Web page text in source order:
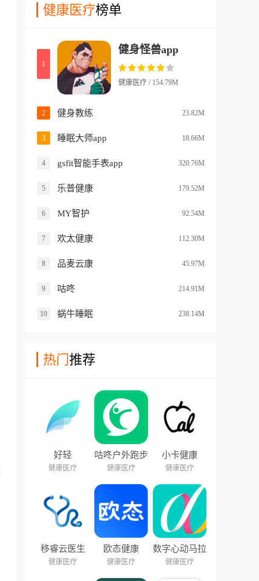
据和健身目标来进行参考。
安静的时空，缓解焦虑与压
培养良好睡眠习惯，感知并记
录睡眠过程。
健康医疗榜单
1
健身怪兽app
健康医疗 / 154.79M
2 健身教练 23.82M
3 睡眠大师app 18.66M
4 gsfit智能手表app 320.76M
5 乐普健康 179.52M
6 MY智护 92.54M
7 欢太健康 112.30M
8 品麦云康 45.97M
9 咕咚 214.91M
10 蜗牛睡眠 238.14M
热门推荐
好轻
健康医疗
咕咚户外跑步
健康医疗
小卡健康
健康医疗
移睿云医生
app
健康医疗
欧态健康
健康医疗
数字心动马拉
松app
健康医疗